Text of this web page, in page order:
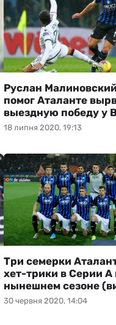
18 липня 2020, 19:13
Руслан
помог Аталанте
выездную победу у
30 червня 2020, 14:04
Три семерки
хет-трики в Серии А
нынешнем сезоне